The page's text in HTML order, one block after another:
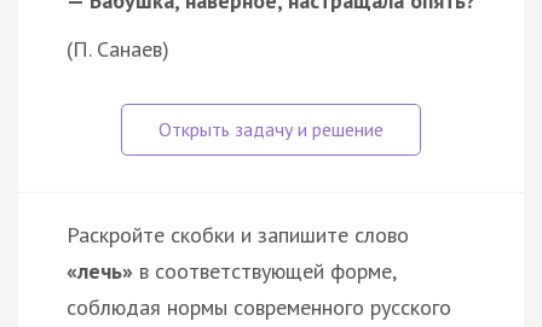
(П. Санаев)
Раскройте скобки и запишите слово
«лечь» в соответствующей форме,
соблюдая нормы современного русского